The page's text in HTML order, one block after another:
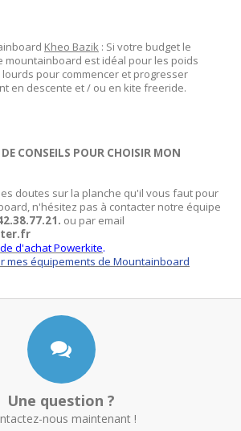
Kheo Bazik : Si votre budget le
mountainboard est idéal pour les poids
lourds pour commencer et progresser
en descente et / ou en kite freeride.
CONSEILS POUR CHOISIR MON
doutes sur la planche qu'il vous faut pour
n'hésitez pas à contacter notre équipe
ou par email
d'achat Powerkite.
mes équipements de Mountainboard
Une question ?
nous maintenant !